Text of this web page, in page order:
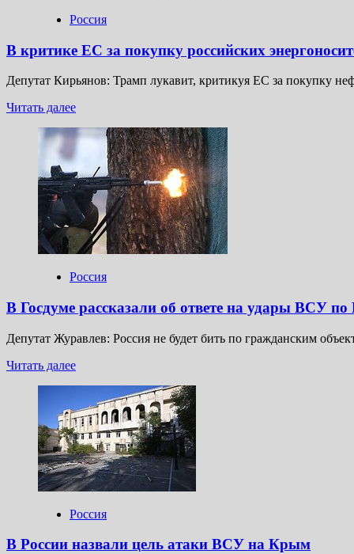
Россия
В критике ЕС за покупку российских
Депутат Кирьянов: Трамп лукавит, критикуя ЕС за покупку
Читать далееПрочитать
о
критике
ЕС
за
покупку
российских
энергоносителей
со
Трампа
лукавство
Россия
В Госдуме рассказали об ответе на удары ВСУ
Депутат Журавлев: Россия не будет бить по гражданским
Читать далееПрочитать
В
Госдуме
рассказали
об
ответе
на
удары
по
Россия
В России назвали цель атаки ВСУ на Крым